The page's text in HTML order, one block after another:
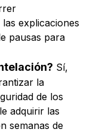
explicaciones
pausas para
Sí,
la
de los
adquirir las
semanas de